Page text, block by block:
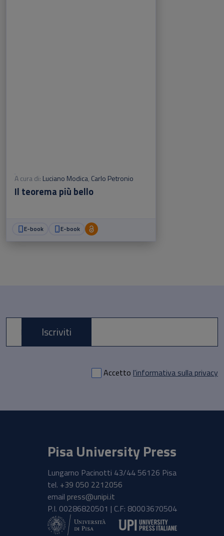
A cura di: Luciano Modica, Carlo Petronio
Il teorema più bello
E-book E-book
E-mail *
Accetto l'informativa sulla privacy
Iscriviti
Pisa University Press
Lungarno Pacinotti 43/44 56126 Pisa
tel. +39 050 2212056
email press@unipi.it
P.I. 00286820501 | C.F: 80003670504